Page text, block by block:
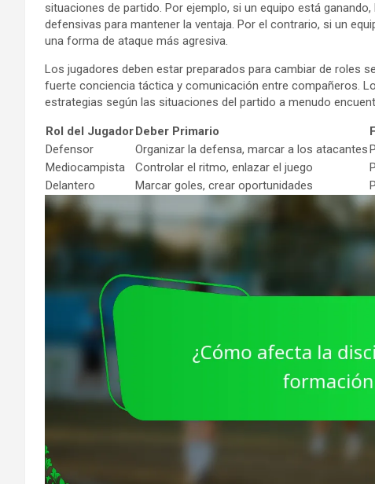
situaciones de partido. Por ejemplo, si un equipo está
defensivas para mantener la ventaja. Por el contrario, si un
una forma de ataque más agresiva.
Los jugadores deben estar preparados para cambiar de roles
fuerte conciencia táctica y comunicación entre compañeros.
estrategias según las situaciones del partido a menudo
Rol del Jugador Deber Primario
Defensor
Organizar la defensa, marcar a los atacantes
Mediocampista
Controlar el ritmo, enlazar el juego
Delantero
Marcar goles, crear oportunidades